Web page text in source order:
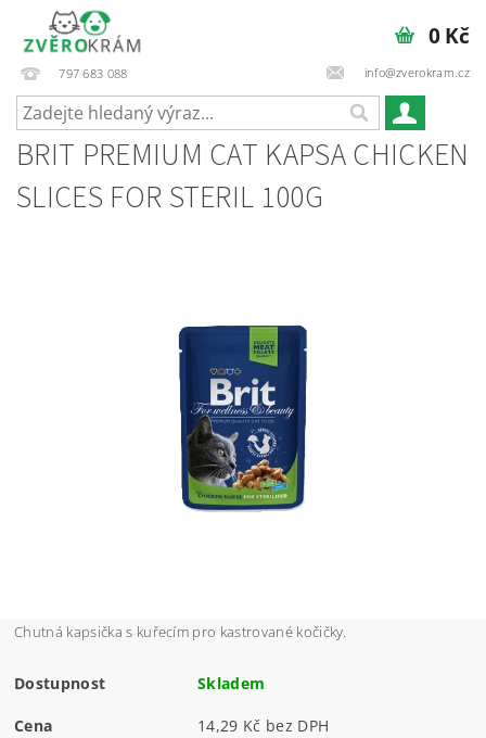
797 683 088 info@zverokram.cz
0 Kč
BRIT PREMIUM CAT KAPSA CHICKEN
SLICES FOR STERIL 100G
Chutná kapsička s kuřecím pro kastrované kočičky.
Dostupnost Skladem
Cena 14,29 Kč bez DPH